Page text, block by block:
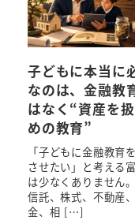
子どもに本当に
なのは、金融教
はなく“資産を
めの教育”
「子どもに金融教育
させたい」と考える
は少なくありません
信託、株式、不動産
金、相 […]